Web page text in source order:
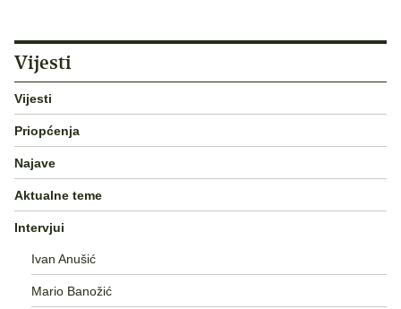
Vijesti
Vijesti
Priopćenja
Najave
Aktualne teme
Intervjui
Ivan Anušić
Mario Banožić